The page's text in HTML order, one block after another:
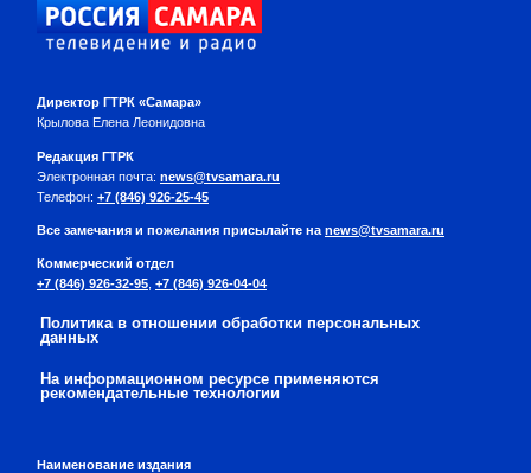
Директор ГТРК «Самара»
Крылова Елена Леонидовна
Редакция ГТРК
Электронная почта: news@tvsamara.ru
Телефон: +7 (846) 926-25-45
Все замечания и пожелания присылайте на news@tvsamara.ru
Коммерческий отдел
+7 (846) 926-32-95 +7 (846) 926-04-04
Политика в отношении обработки персональных
данных
На информационном ресурсе применяются
рекомендательные технологии
Наименование издания